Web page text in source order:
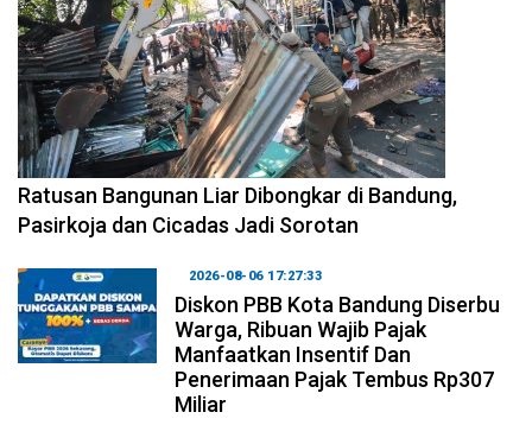
2026-08-06 17:34:08
Ratusan Bangunan Liar Dibongkar di Bandung,
Pasirkoja dan Cicadas Jadi Sorotan
2026-08-06 17:27:33
Diskon PBB Kota Bandung Diserbu
Warga, Ribuan Wajib Pajak
Manfaatkan Insentif Dan
Penerimaan Pajak Tembus Rp307
Miliar